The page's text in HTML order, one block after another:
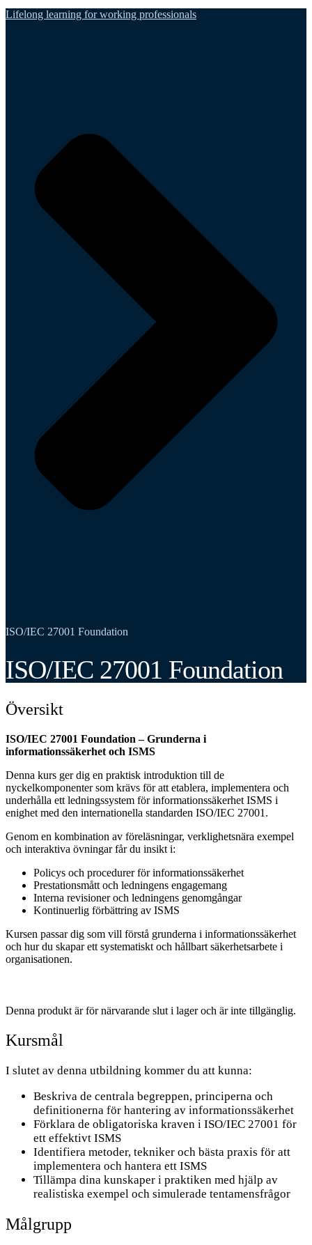
Lifelong learning for working professionals
ISO/IEC 27001 Foundation
ISO/IEC 27001 Foundation
Översikt
ISO/IEC 27001 Foundation – Grunderna i
informationssäkerhet och ISMS
Denna kurs ger dig en praktisk introduktion till de
nyckelkomponenter som krävs för att etablera, implementera och
underhålla ett ledningssystem för informationssäkerhet ISMS i
enighet med den internationella standarden ISO/IEC 27001.
Genom en kombination av föreläsningar, verklighetsnära exempel
och interaktiva övningar får du insikt i:
Policys och procedurer för informationssäkerhet
Prestationsmått och ledningens engagemang
Interna revisioner och ledningens genomgångar
Kontinuerlig förbättring av ISMS
Kursen passar dig som vill förstå grunderna i informationssäkerhet
och hur du skapar ett systematiskt och hållbart säkerhetsarbete i
organisationen.
Denna produkt är för närvarande slut i lager och är inte tillgänglig.
Kursmål
I slutet av denna utbildning kommer du att kunna:
Beskriva de centrala begreppen, principerna och
definitionerna för hantering av informationssäkerhet
Förklara de obligatoriska kraven i ISO/IEC 27001 för
ett effektivt ISMS
Identifiera metoder, tekniker och bästa praxis för att
implementera och hantera ett ISMS
Tillämpa dina kunskaper i praktiken med hjälp av
realistiska exempel och simulerade tentamensfrågor
Målgrupp